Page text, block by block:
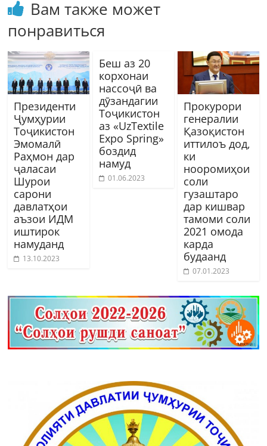
Вам также может
понравиться
Президенти
Ҷумҳурии
Тоҷикистон
Эмомалӣ
Раҳмон дар
ҷаласаи
Шурои
сарони
давлатҳои
аъзои ИДМ
иштирок
намуданд
13.10.2023
Беш аз 20
корхонаи
нассоҷӣ ва
дӯзандагии
Тоҷикистон
аз «UzTextile
Expo Spring»
боздид
намуд
01.06.2023
Прокурори
генералии
Қазоқистон
иттилоъ дод,
ки
нооромиҳои
соли
гузаштаро
дар кишвар
тамоми соли
2021 омода
карда
будаанд
07.01.2023